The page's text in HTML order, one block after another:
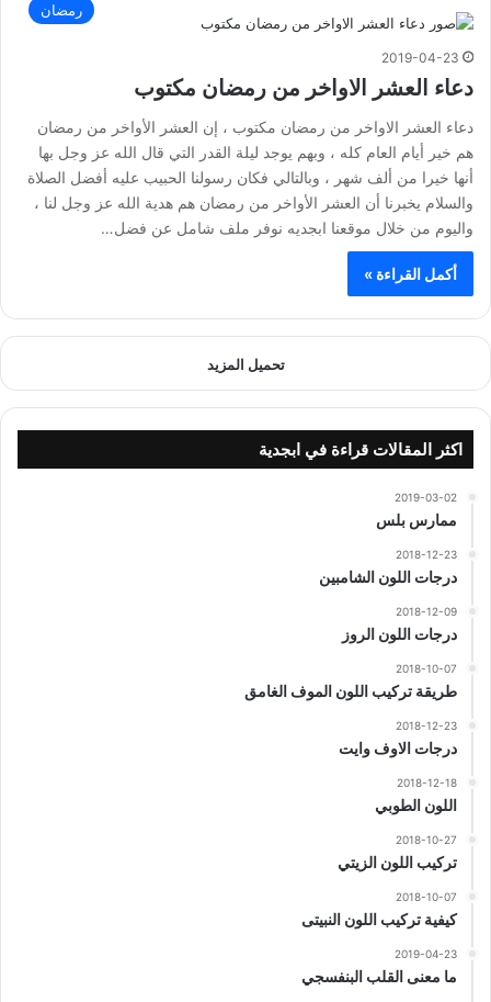
رمضان
2019-04-23
دعاء العشر الاواخر من رمضان مكتوب
دعاء العشر الاواخر من رمضان مكتوب ، إن العشر الأواخر من رمضان
هم خير أيام العام كله ، وبهم يوجد ليلة القدر التي قال الله عز وجل بها
أنها خيرا من ألف شهر ، وبالتالي فكان رسولنا الحبيب عليه أفضل الصلاة
والسلام يخبرنا أن العشر الأواخر من رمضان هم هدية الله عز وجل لنا ،
واليوم من خلال موقعنا ابجديه نوفر ملف شامل عن فضل…
أكمل القراءة »
تحميل المزيد
اكثر المقالات قراءة في ابجدية
2019-03-02
ممارس بلس
2018-12-23
درجات اللون الشامبين
2018-12-09
درجات اللون الروز
2018-10-07
طريقة تركيب اللون الموف الغامق
2018-12-23
درجات الاوف وايت
2018-12-18
اللون الطوبي
2018-10-27
تركيب اللون الزيتي
2018-10-07
كيفية تركيب اللون النبيتى
2019-04-23
ما معنى القلب البنفسجي